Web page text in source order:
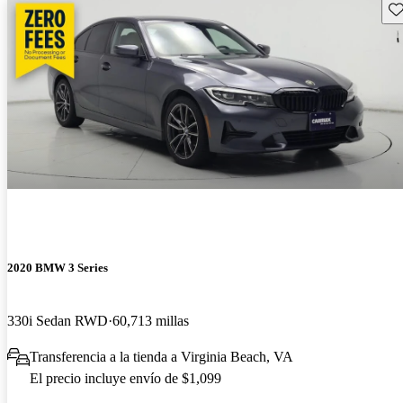
2020 BMW 3 Series
330i Sedan RWD 60,713 millas
Transferencia a la tienda a Virginia Beach, VA
El precio incluye envío de $1,099